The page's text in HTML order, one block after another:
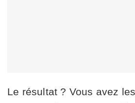
Le résultat ? Vous avez